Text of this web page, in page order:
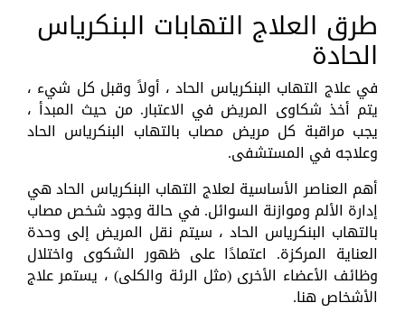
طرق العلاج التهابات البنكرياس
الحادة
في علاج التهاب البنكرياس الحاد ، أولاً وقبل كل شيء ،
يتم أخذ شكاوى المريض في الاعتبار. من حيث المبدأ ،
يجب مراقبة كل مريض مصاب بالتهاب البنكرياس الحاد
وعلاجه في المستشفى.
أهم العناصر الأساسية لعلاج التهاب البنكرياس الحاد هي
إدارة الألم وموازنة السوائل. في حالة وجود شخص مصاب
بالتهاب البنكرياس الحاد ، سيتم نقل المريض إلى وحدة
العناية المركزة. اعتمادًا على ظهور الشكوى واختلال
وظائف الأعضاء الأخرى (مثل الرئة والكلى) ، يستمر علاج
الأشخاص هنا.